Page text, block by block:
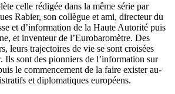
celle rédigée dans la même série par
Rabier, son collègue et ami, directeur du
et d’information de la Haute Autorité puis
et inventeur de l’Eurobaromètre. Des
leurs trajectoires de vie se sont croisées
Ils sont des pionniers de l’information sur
le commencement de la faire exister au-
et diplomatiques européens.